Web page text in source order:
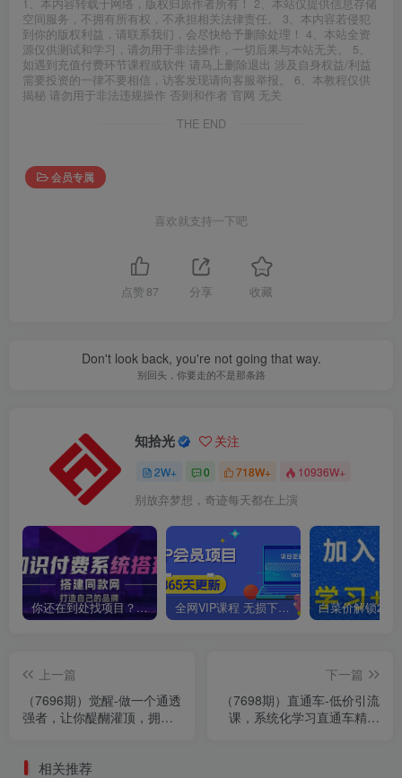
空间服务，不拥有所有权，不承担相关法律责任。 3、本内容若侵犯
到你的版权利益，请联系我们，会尽快给予删除处理！ 4、本站全资
源仅供测试和学习，请勿用于非法操作，一切后果与本站无关。 5、
如遇到充值付费环节课程或软件 请马上删除退出 涉及自身权益/利益
需要投资的一律不要相信，访客发现请向客服举报。 6、本教程仅供
揭秘 请勿用于非法违规操作 否则和作者 官网 无关
THE END
会员专属
喜欢就支持一下吧
点赞 87 分享 收藏
Don't look back, you're not going that way.
别回头，你要走的不是那条路
知拾光 关注
2W+ 0 718W+ 10936W+
别放弃梦想，奇迹每天都在上演
你还在到处找项目？还在当韭菜？我靠卖项目一个月收入5万+，曾经我也是个失败者。 全网VIP课程 无损下载~
上一篇
（7696期）觉醒-做一个通透
强者，让你醍醐灌顶，拥有
下一篇
（7698期）直通车-低价引流
课，系统化学习直通车精准
相关推荐